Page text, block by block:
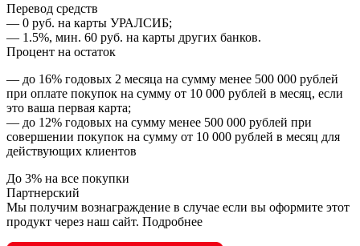
Перевод средств
— 0 руб. на карты УРАЛСИБ;
— 1.5%, мин. 60 руб. на карты других банков.
Процент на остаток
— до 16% годовых 2 месяца на сумму менее 500 000 рублей
при оплате покупок на сумму от 10 000 рублей в месяц, если
это ваша первая карта;
— до 12% годовых на сумму менее 500 000 рублей при
совершении покупок на сумму от 10 000 рублей в месяц для
действующих клиентов
До 3% на все покупки
Партнерский
Мы получим вознаграждение в случае если вы оформите этот
продукт через наш сайт. Подробнее